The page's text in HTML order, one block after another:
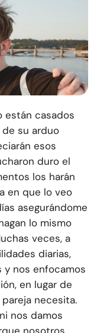
están casados
su arduo
esos
duro el
los harán
en que lo veo
asegurándome
lo mismo
veces, a
diarias,
y nos enfocamos
en lugar de
necesita.
nos damos